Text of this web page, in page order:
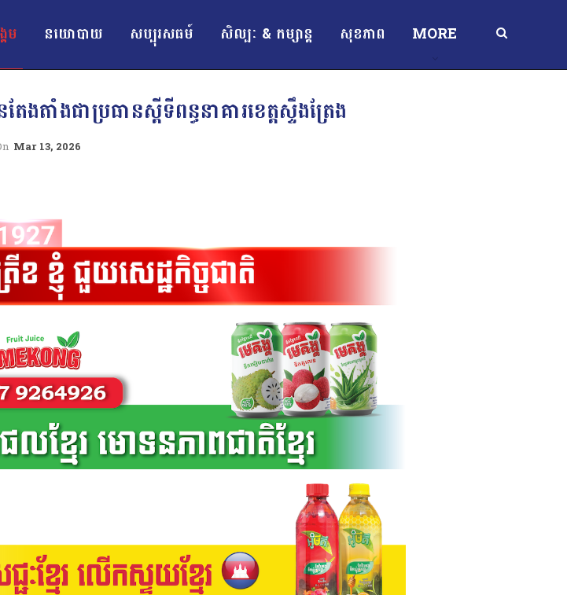
ម នយោបាយ សប្បុរសធម៍ សិល្បៈ & កម្សាន្ត សុខភាព MORE
ងជាប្រធានស្តីទីពន្ធនាគារខេត្តស្ទឹងត្រែង
Mar 13, 2026